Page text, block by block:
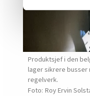
annonsering.
Produktsjef i den
lager sikrere
regelverk.
Roy Ervin